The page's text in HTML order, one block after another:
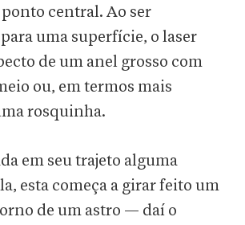
central. Ao ser
uma superfície, o laser
de um anel grosso com
ou, em termos mais
rosquinha.
em seu trajeto alguma
esta começa a girar feito um
de um astro — daí o